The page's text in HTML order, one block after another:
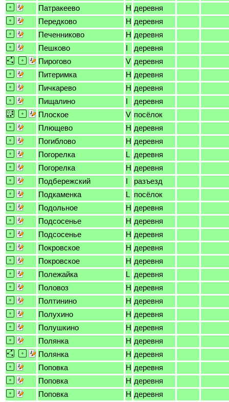
Патракеево
H деревня
Передково
H деревня
Печенниково
H деревня
Пешково
I
деревня
Пирогово
V деревня
Питеримка
H деревня
Пичкарево
H деревня
Пищалино
I
деревня
Плоское
V посёлок
Плющево
H деревня
Погиблово
H деревня
Погорелка
L деревня
Погорелка
H деревня
Подбережский
I
разъезд
Подкаменка
L посёлок
Подольное
H деревня
Подсосенье
H деревня
Подсосенье
H деревня
Покровское
H деревня
Покровское
H деревня
Полежайка
L деревня
Половоз
H деревня
Полтинино
H деревня
Полухино
H деревня
Полушкино
H деревня
Полянка
H деревня
Полянка
H деревня
Поповка
H деревня
Поповка
H деревня
Поповка
H деревня